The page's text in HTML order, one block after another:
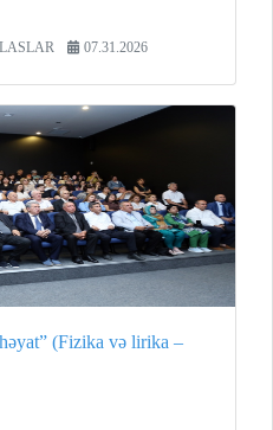
07.31.2026
(Fizika və lirika –